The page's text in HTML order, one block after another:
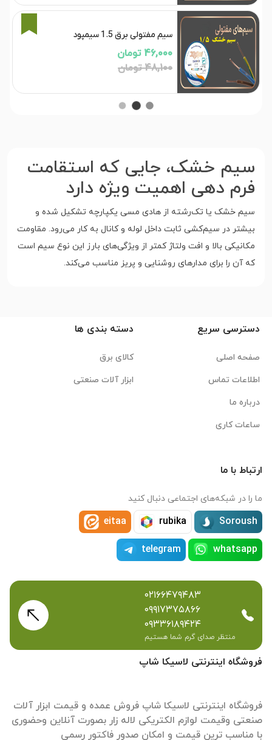
4%
سیم مفتولی برق 1.5 سیمپود
46,000 تومان
48,100 تومان
سیم خشک، جایی که استقامت
فرم دهی اهمیت ویژه دارد
سیم خشک یا تک‌رشته از هادی مسی یکپارچه تشکیل شده و
بیشتر در سیم‌کشی ثابت داخل لوله و کانال به کار می‌رود. مقاومت
مکانیکی بالا و افت ولتاژ کمتر از ویژگی‌های بارز این نوع سیم است
که آن را برای مدارهای روشنایی و پریز مناسب می‌کند.
فروشگاه اینترنتی لاسیکا شاپ
فروشگاه اینترنتی لاسیکا شاپ فروش عمده و قیمت ابزار آلات
صنعتی وقیمت لوازم الکتریکی لاله زار بصورت آنلاین وحضوری
با مناسب ترین قیمت و امکان صدور فاکتور رسمی
دسترسی سریع
صفحه اصلی
اطلاعات تماس
درباره ما
ساعات کاری
دسته بندی ها
کالای برق
ابزار آلات صنعتی
ارتباط با ما
ما را در شبکه‌های اجتماعی دنبال کنید
Soroush
rubika
eitaa
whatsapp
telegram
۰۲۱۶۶۴۷۹۴۸۳
۰۹۹۱۷۳۷۵۸۶۶
۰۹۳۳۶۱۸۹۴۲۴
منتظر صدای گرم شما هستیم